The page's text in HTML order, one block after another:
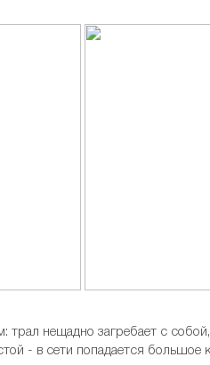
нещадно загребает с
- в сети попадается большое